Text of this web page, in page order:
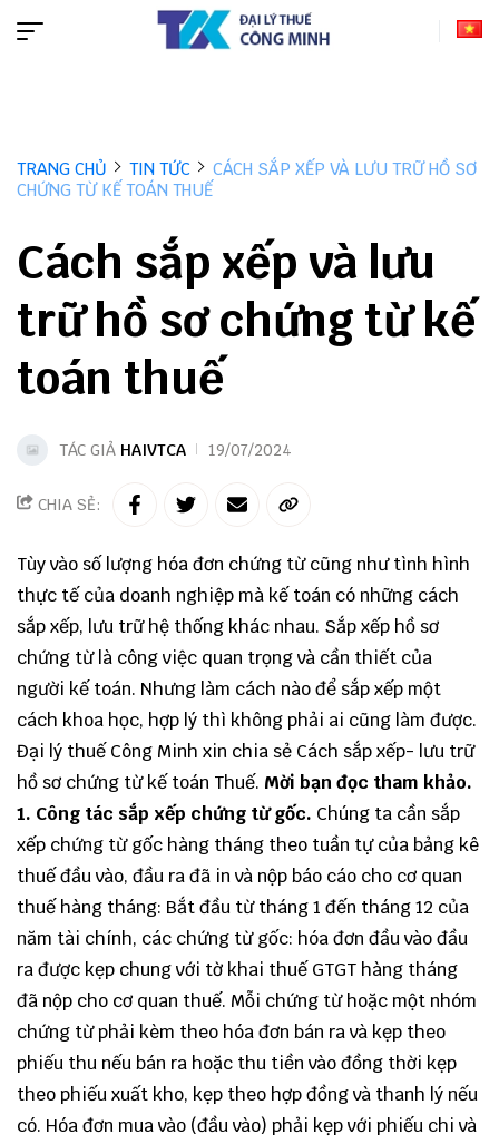
TRANG CHỦ TIN TỨC
CÁCH SẮP XẾP VÀ LƯU TRỮ HỒ SƠ
CHỨNG TỪ KẾ TOÁN THUẾ
Cách sắp xếp và lưu
trữ hồ sơ chứng từ kế
toán thuế
TÁC GIẢ HAIVTCA 19/07/2024
CHIA SẺ:
Tùy vào số lượng hóa đơn chứng từ cũng như tình hình
thực tế của doanh nghiệp mà kế toán có những cách
sắp xếp, lưu trữ hệ thống khác nhau. Sắp xếp hồ sơ
chứng từ là công việc quan trọng và cần thiết của
người kế toán. Nhưng làm cách nào để sắp xếp một
cách khoa học, hợp lý thì không phải ai cũng làm được.
Đại lý thuế Công Minh xin chia sẻ Cách sắp xếp- lưu trữ
hồ sơ chứng từ kế toán Thuế. Mời bạn đọc tham khảo.
1. Công tác sắp xếp chứng từ gốc. Chúng ta cần sắp
xếp chứng từ gốc hàng tháng theo tuần tự của bảng kê
thuế đầu vào, đầu ra đã in và nộp báo cáo cho cơ quan
thuế hàng tháng: Bắt đầu từ tháng 1 đến tháng 12 của
năm tài chính, các chứng từ gốc: hóa đơn đầu vào đầu
ra được kẹp chung với tờ khai thuế GTGT hàng tháng
đã nộp cho cơ quan thuế. Mỗi chứng từ hoặc một nhóm
chứng từ phải kèm theo hóa đơn bán ra và kẹp theo
phiếu thu nếu bán ra hoặc thu tiền vào đồng thời kẹp
theo phiếu xuất kho, kẹp theo hợp đồng và thanh lý nếu
có. Hóa đơn mua vào (đầu vào) phải kẹp với phiếu chi và